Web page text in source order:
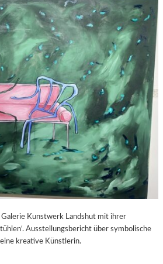
S
C
H
A
B
E
L
-
K
U
L
T
U
R
-
B
O
G
–
F
I
L
M
K
R
I
T
I
K
Z
U
P
E
D
O
A
L
Galerie Kunstwerk Landshut mit ihrer
Ausstellungsbericht über symbolische
kreative Künstlerin.